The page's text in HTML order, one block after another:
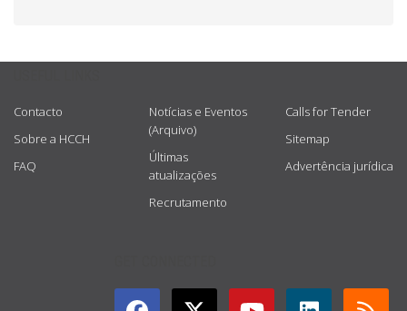
Contacto
Sobre a HCCH
FAQ
Notícias e Eventos
(Arquivo)
Últimas
atualizações
Recrutamento
Calls for Tender
Sitemap
Advertência jurídica